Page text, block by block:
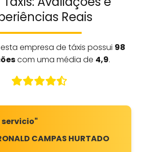
Reais
empresa de táxis possui 98
com uma média de 4,9.
servicio"
CAMPAS HURTADO